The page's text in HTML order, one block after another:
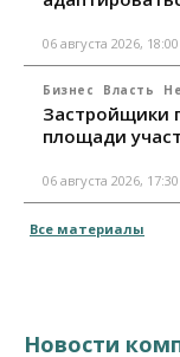
06 августа 2026, 18:00
Бизнес Власть
Застройщики
площади
06 августа 2026, 17:30
Все материалы
Новости